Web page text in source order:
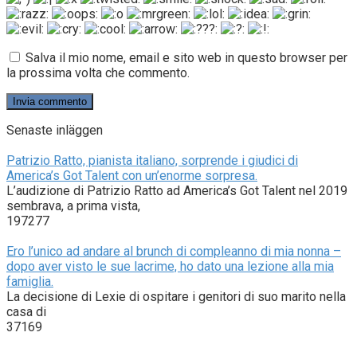
Salva il mio nome, email e sito web in questo browser per
la prossima volta che commento.
Senaste inläggen
Patrizio Ratto, pianista italiano, sorprende i giudici di
America’s Got Talent con un’enorme sorpresa.
L’audizione di Patrizio Ratto ad America’s Got Talent nel 2019
sembrava, a prima vista,
197277
Ero l’unico ad andare al brunch di compleanno di mia nonna –
dopo aver visto le sue lacrime, ho dato una lezione alla mia
famiglia.
La decisione di Lexie di ospitare i genitori di suo marito nella
casa di
37169